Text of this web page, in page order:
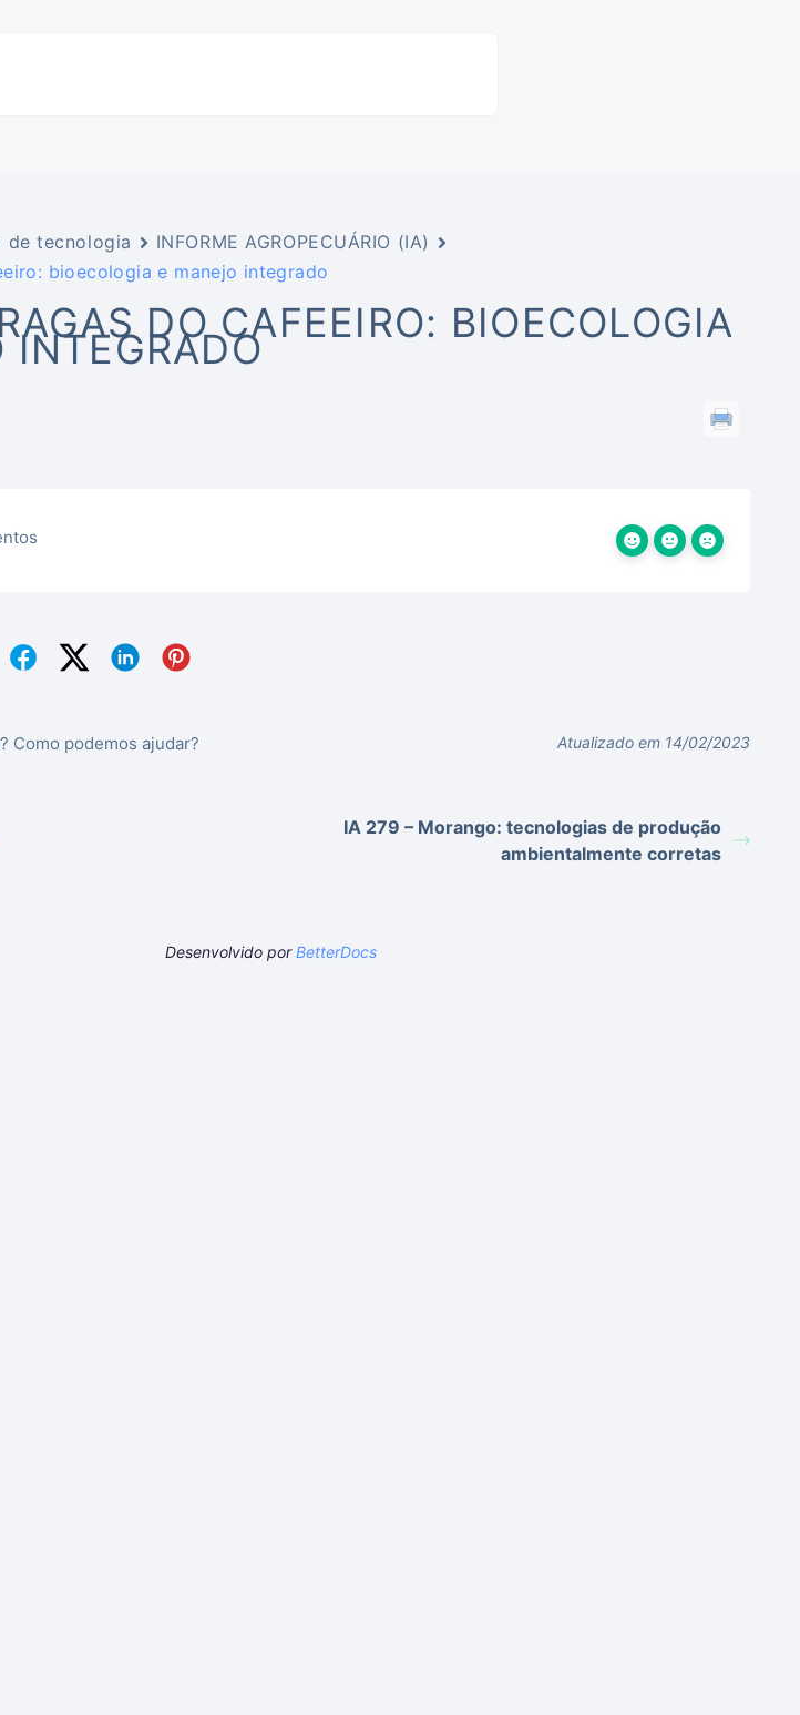
de tecnologia
INFORME AGROPECUÁRIO (IA)
bioecologia e manejo integrado
DO CAFEEIRO: BIOECOLOGIA
INTEGRADO
Como podemos ajudar? Atualizado em 14/02/2023
IA 279 – Morango: tecnologias de produção
ambientalmente corretas
Desenvolvido porBetterDocs